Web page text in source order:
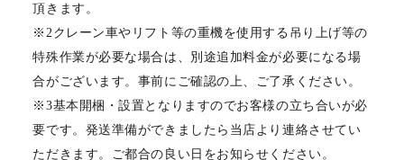
頂きます。
※2クレーン車やリフト等の重機を使用する吊り上げ等の
特殊作業が必要な場合は、別途追加料金が必要になる場
合がございます。事前にご確認の上、ご了承ください。
※3基本開梱・設置となりますのでお客様の立ち合いが必
要です。発送準備ができましたら当店より連絡させてい
ただきます。ご都合の良い日をお知らせください。